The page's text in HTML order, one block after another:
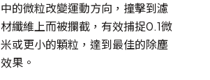
中的微粒改變運動方向，撞擊到濾
材纖維上而被攔截，有效捕捉0.1微
米或更小的顆粒，達到最佳的除塵
效果。